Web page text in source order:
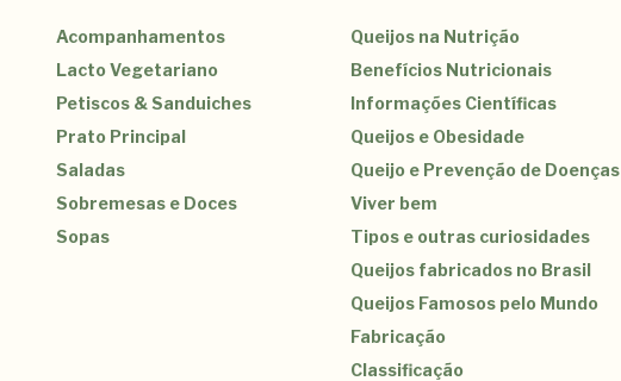
Acompanhamentos
Lacto Vegetariano
Petiscos & Sanduiches
Prato Principal
Saladas
Sobremesas e Doces
Sopas
Queijos na Nutrição
Benefícios Nutricionais
Informações Científicas
Queijos e Obesidade
Queijo e Prevenção de Doenças
Viver bem
Tipos e outras curiosidades
Queijos fabricados no Brasil
Queijos Famosos pelo Mundo
Fabricação
Classificação